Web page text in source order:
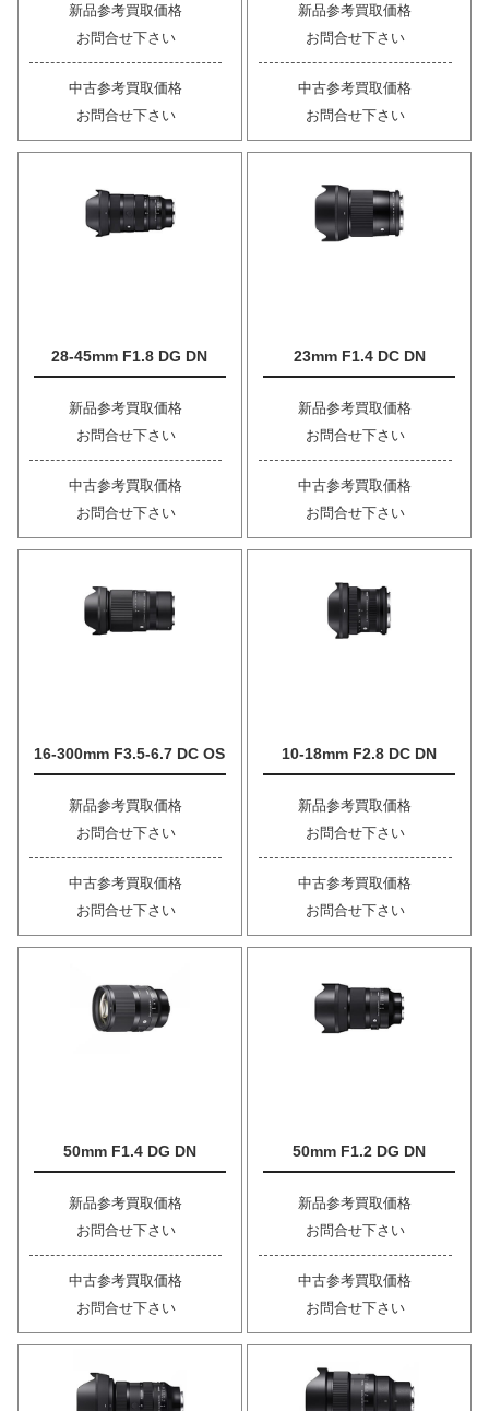
新品参考買取価格
お問合せ下さい
中古参考買取価格
お問合せ下さい
新品参考買取価格
お問合せ下さい
中古参考買取価格
お問合せ下さい
28-45mm F1.8 DG DN
新品参考買取価格
お問合せ下さい
中古参考買取価格
お問合せ下さい
23mm F1.4 DC DN
新品参考買取価格
お問合せ下さい
中古参考買取価格
お問合せ下さい
16-300mm F3.5-6.7 DC OS
新品参考買取価格
お問合せ下さい
中古参考買取価格
お問合せ下さい
10-18mm F2.8 DC DN
新品参考買取価格
お問合せ下さい
中古参考買取価格
お問合せ下さい
50mm F1.4 DG DN
新品参考買取価格
お問合せ下さい
中古参考買取価格
お問合せ下さい
50mm F1.2 DG DN
新品参考買取価格
お問合せ下さい
中古参考買取価格
お問合せ下さい